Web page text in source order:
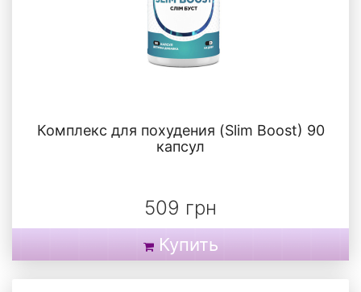
Комплекс для похудения (Slim Boost) 90
капсул
509 грн
Купить